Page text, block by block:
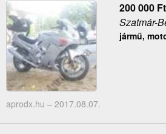
200 000 Ft
Szatmár-
jármű,
aprodx.hu – 2017.08.07.